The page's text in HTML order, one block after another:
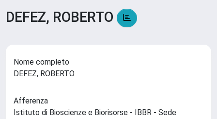
DEFEZ, ROBERTO
Nome completo
DEFEZ, ROBERTO
Afferenza
Istituto di Bioscienze e Biorisorse - IBBR - Sede